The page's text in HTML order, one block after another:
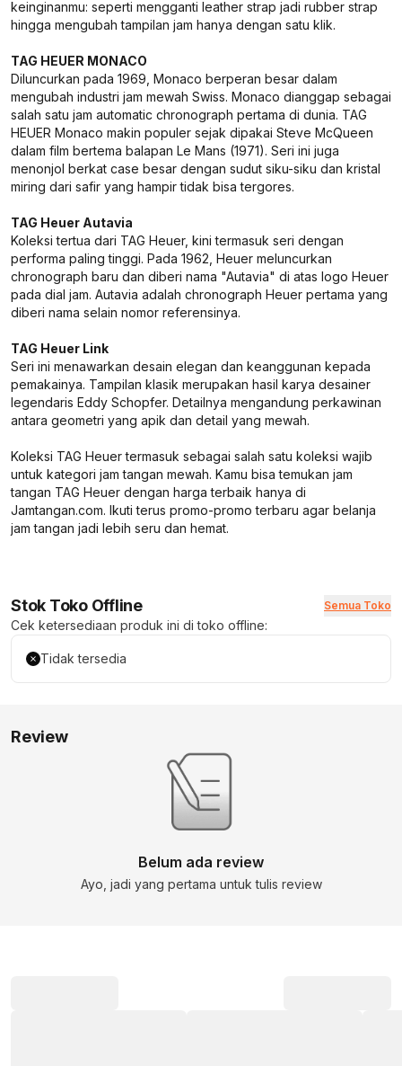
keinginanmu: seperti mengganti leather strap jadi rubber strap
hingga mengubah tampilan jam hanya dengan satu klik.
TAG HEUER MONACO
Diluncurkan pada 1969, Monaco berperan besar dalam
mengubah industri jam mewah Swiss. Monaco dianggap sebagai
salah satu jam automatic chronograph pertama di dunia. TAG
HEUER Monaco makin populer sejak dipakai Steve McQueen
dalam film bertema balapan Le Mans (1971). Seri ini juga
menonjol berkat case besar dengan sudut siku-siku dan kristal
miring dari safir yang hampir tidak bisa tergores.
TAG Heuer Autavia
Koleksi tertua dari TAG Heuer, kini termasuk seri dengan
performa paling tinggi. Pada 1962, Heuer meluncurkan
chronograph baru dan diberi nama "Autavia" di atas logo Heuer
pada dial jam. Autavia adalah chronograph Heuer pertama yang
diberi nama selain nomor referensinya.
TAG Heuer Link
Seri ini menawarkan desain elegan dan keanggunan kepada
pemakainya. Tampilan klasik merupakan hasil karya desainer
legendaris Eddy Schopfer. Detailnya mengandung perkawinan
antara geometri yang apik dan detail yang mewah.
Koleksi TAG Heuer termasuk sebagai salah satu koleksi wajib
untuk kategori jam tangan mewah. Kamu bisa temukan jam
tangan TAG Heuer dengan harga terbaik hanya di
Jamtangan.com. Ikuti terus promo-promo terbaru agar belanja
jam tangan jadi lebih seru dan hemat.
Stok Toko Offline Semua Toko
Cek ketersediaan produk ini di toko offline:
Tidak tersedia
Review
Belum ada review
Ayo, jadi yang pertama untuk tulis review